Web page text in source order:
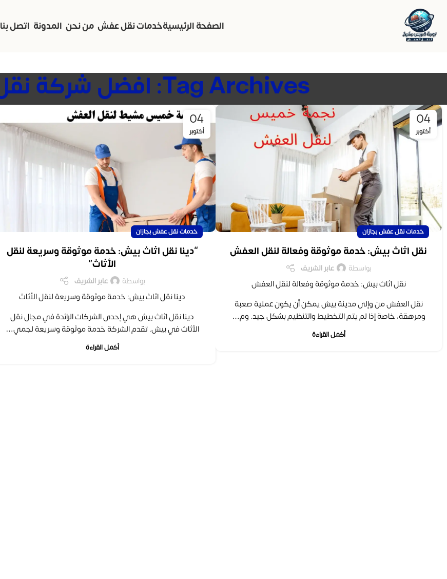
الصفحة الرئيسيةخدمات نقل عفش من نحن المدونة اتصل بنا
Tag Archives: افضل شركة نقل اثاث بيش
04
أكتوبر
خدمات نقل عفش بجازان
نقل اثاث بيش: خدمة موثوقة وفعالة لنقل العفش
بواسطة عابر الشريف
نقل اثاث بيش: خدمة موثوقة وفعالة لنقل العفش
نقل العفش من وإلى مدينة بيش يمكن أن يكون عملية صعبة
ومرهقة، خاصة إذا لم يتم التخطيط والتنظيم بشكل جيد. وم…
أكمل القراءة
04
أكتوبر
خدمات نقل عفش بجازان
“دينا نقل اثاث بيش: خدمة موثوقة وسريعة لنقل
الأثاث”
بواسطة عابر الشريف
دينا نقل اثاث بيش: خدمة موثوقة وسريعة لنقل الأثاث
دينا نقل اثاث بيش هي إحدى الشركات الرائدة في مجال نقل
الأثاث في بيش. تقدم الشركة خدمة موثوقة وسريعة لجمي…
أكمل القراءة